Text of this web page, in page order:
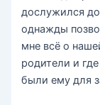
дослужился
однажды
мне всё о
родители и
были ему для